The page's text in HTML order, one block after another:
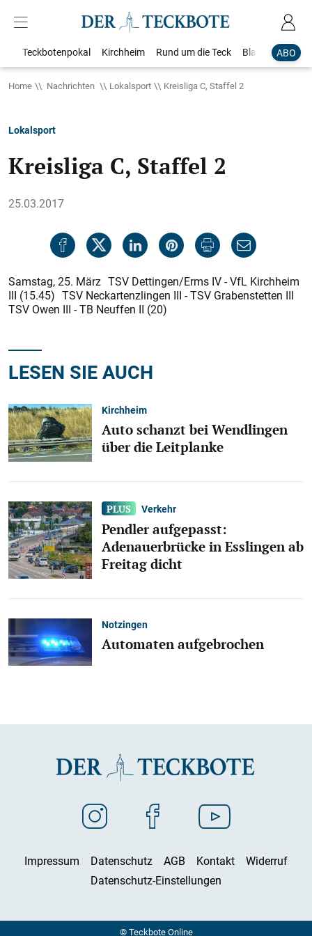
ABO
Teckbotenpokal Kirchheim Rund um die Teck Blaulicht
Home Nachrichten Lokalsport Kreisliga C, Staffel 2
Lokalsport
Kreisliga C, Staffel 2
25.03.2017
Samstag, 25. März TSV Dettingen/Erms IV - VfL Kirchheim
III (15.45) TSV Neckartenzlingen III - TSV Grabenstetten III
TSV Owen III - TB Neuffen II (20)
LESEN SIE AUCH
Kirchheim
Auto schanzt bei Wendlingen
über die Leitplanke
Verkehr
Pendler aufgepasst:
Adenauerbrücke in Esslingen ab
Freitag dicht
Notzingen
Automaten aufgebrochen
Impressum Datenschutz AGB Kontakt
Widerruf
Datenschutz-Einstellungen
© Teckbote Online